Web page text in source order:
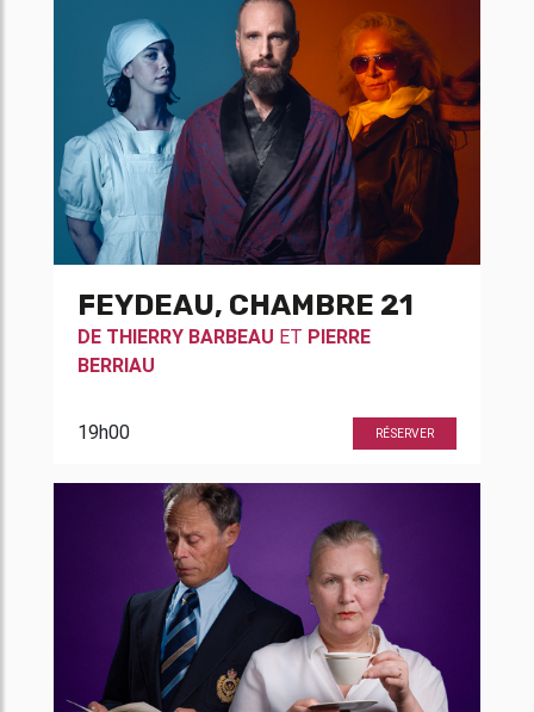
FEYDEAU, CHAMBRE 21
DE THIERRY BARBEAU ET PIERRE
BERRIAU
19h00 RÉSERVER